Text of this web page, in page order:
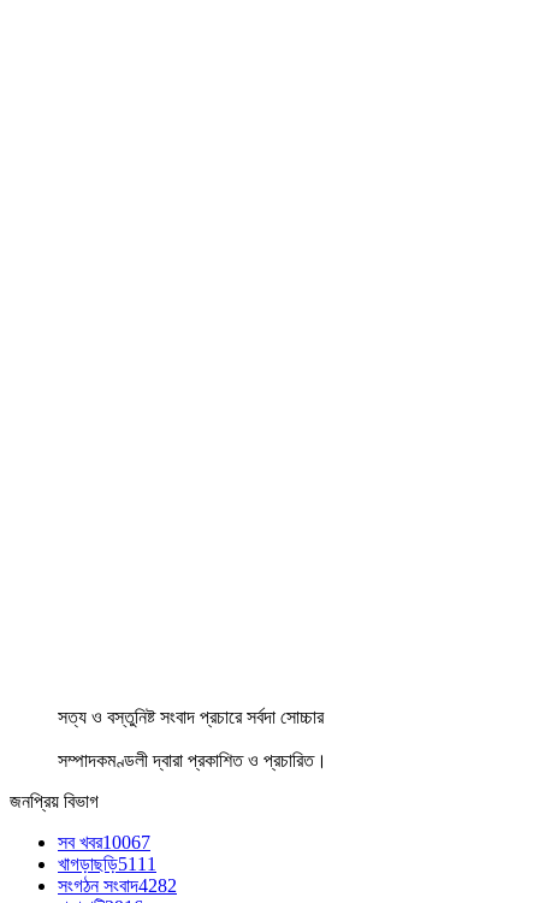
সত্য ও বস্তুনিষ্ট সংবাদ প্রচারে সর্বদা সোচ্চার
সম্পাদকমণ্ডলী দ্বারা প্রকাশিত ও প্রচারিত।
জনপ্রিয় বিভাগ
সব খবর10067
খাগড়াছড়ি5111
সংগঠন সংবাদ4282